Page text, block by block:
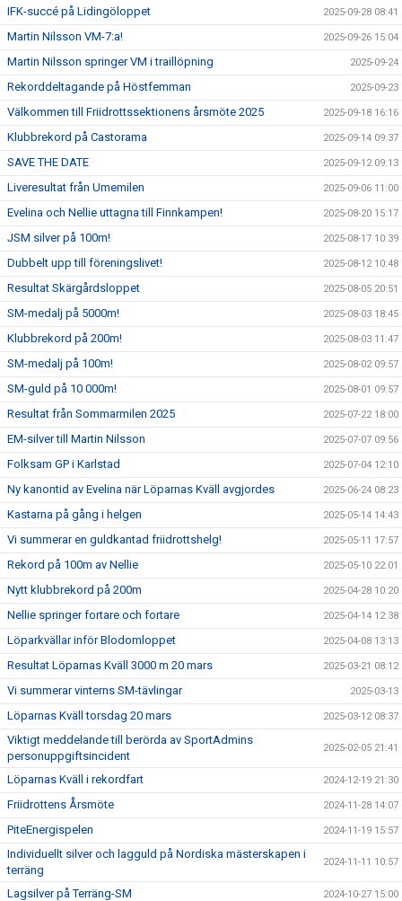
IFK-succé på Lidingöloppet 2025-09-28 08:41
Martin Nilsson VM-7:a! 2025-09-26 15:04
Martin Nilsson springer VM i traillöpning 2025-09-24
Rekorddeltagande på Höstfemman 2025-09-23
Välkommen till Friidrottssektionens årsmöte 2025 2025-09-18 16:16
Klubbrekord på Castorama 2025-09-14 09:37
SAVE THE DATE 2025-09-12 09:13
Liveresultat från Umemilen 2025-09-06 11:00
Evelina och Nellie uttagna till Finnkampen! 2025-08-20 15:17
JSM silver på 100m! 2025-08-17 10:39
Dubbelt upp till föreningslivet! 2025-08-12 10:48
Resultat Skärgårdsloppet 2025-08-05 20:51
SM-medalj på 5000m! 2025-08-03 18:45
Klubbrekord på 200m! 2025-08-03 11:47
SM-medalj på 100m! 2025-08-02 09:57
SM-guld på 10 000m! 2025-08-01 09:57
Resultat från Sommarmilen 2025 2025-07-22 18:00
EM-silver till Martin Nilsson 2025-07-07 09:56
Folksam GP i Karlstad 2025-07-04 12:10
Ny kanontid av Evelina när Löparnas Kväll avgjordes 2025-06-24 08:23
Kastarna på gång i helgen 2025-05-14 14:43
Vi summerar en guldkantad friidrottshelg! 2025-05-11 17:57
Rekord på 100m av Nellie 2025-05-10 22:01
Nytt klubbrekord på 200m 2025-04-28 10:20
Nellie springer fortare och fortare 2025-04-14 12:38
Löparkvällar inför Blodomloppet 2025-04-08 13:13
Resultat Löparnas Kväll 3000 m 20 mars 2025-03-21 08:12
Vi summerar vinterns SM-tävlingar 2025-03-13
Löparnas Kväll torsdag 20 mars 2025-03-12 08:37
Viktigt meddelande till berörda av SportAdmins
personuppgiftsincident
2025-02-05 21:41
Löparnas Kväll i rekordfart 2024-12-19 21:30
Friidrottens Årsmöte 2024-11-28 14:07
PiteEnergispelen 2024-11-19 15:57
Individuellt silver och lagguld på Nordiska mästerskapen i
terräng
2024-11-11 10:57
Lagsilver på Terräng-SM 2024-10-27 15:00